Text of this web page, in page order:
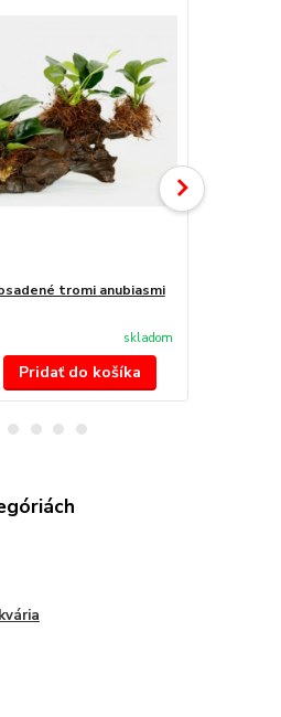
tromi anubiasmi
skladom
Pridať do košíka